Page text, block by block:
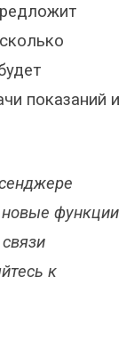
показаний и
новые функции
к